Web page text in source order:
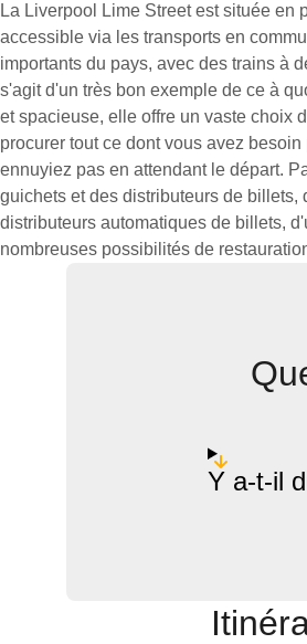
La Liverpool Lime Street est située
accessible via les transports en
importants du pays, avec des trains à
s'agit d'un très bon exemple de ce à
et spacieuse, elle offre un vaste choix
procurer tout ce dont vous avez
ennuyiez pas en attendant le départ.
guichets et des distributeurs de
distributeurs automatiques de billets,
nombreuses possibilités de
Y a-t-il